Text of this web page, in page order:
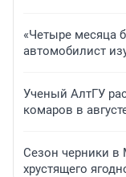
«Четыре месяца
автомобилист
Ученый АлтГУ
комаров в
Сезон черники в
хрустящего